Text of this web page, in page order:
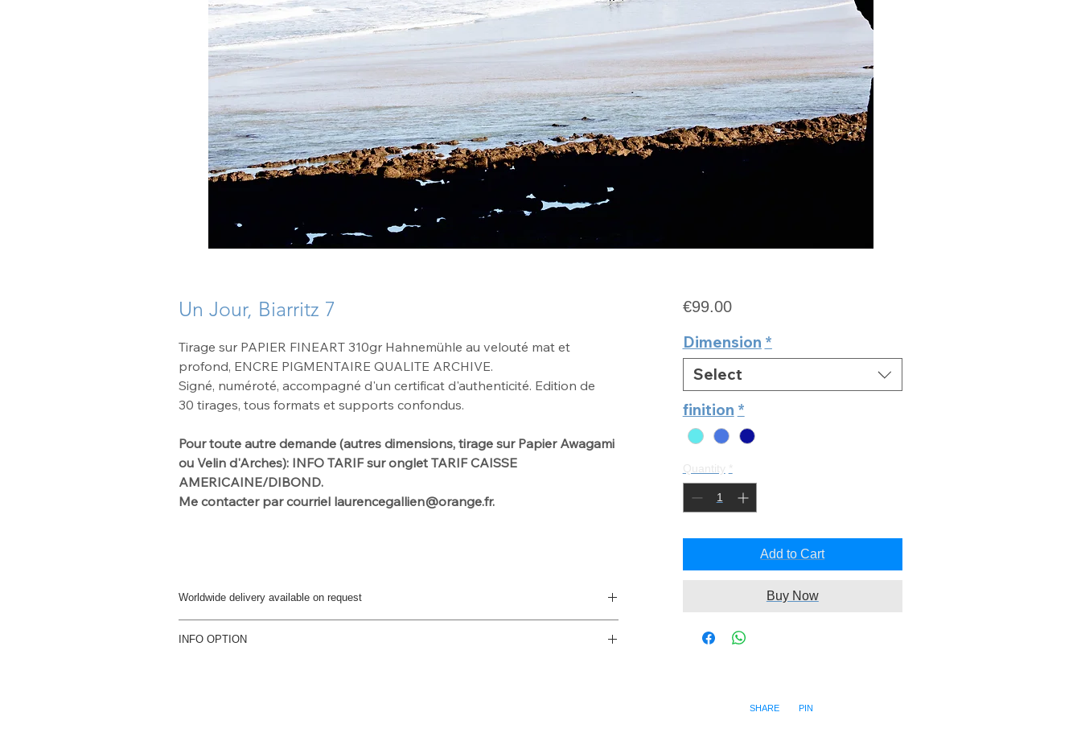
Un Jour, Biarritz 7
Tirage sur PAPIER FINEART 310gr Hahnemühle au velouté mat et
profond, ENCRE PIGMENTAIRE QUALITE ARCHIVE.
Signé, numéroté, accompagné d'un certificat d'authenticité. Edition de
30 tirages, tous formats et supports confondus.
Pour toute autre demande (autres dimensions, tirage sur Papier Awagami
ou Velin d'Arches): INFO TARIF sur onglet TARIF CAISSE
AMERICAINE/DIBOND.
Me contacter par courriel laurencegallien@orange.fr.
Worldwide delivery available on request
INFO OPTION
€99.00Price
Dimension *
Select
finition *
Add to Cart
Buy Now
SHARE PIN